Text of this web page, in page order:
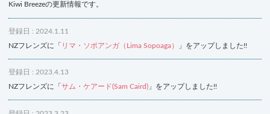
Kiwi Breezeの更新情報です。
登録日 : 2024.1.11
NZフレンズに「 リマ・ソポアンガ（Lima Sopoaga） 」をアップしました!!
登録日 : 2023.4.13
NZフレンズに「 サム・ケアード(Sam Caird) 」をアップしました!!